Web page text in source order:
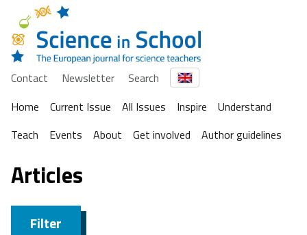
Contact Newsletter
Search
Home
Current Issue All Issues Inspire
Understand
Teach
Events About Get involved Author guidelines
Articles
Filter